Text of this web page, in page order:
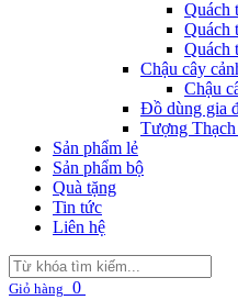
Quách
Quách
Quách
Chậu cây
Chậu
Đồ dùng gia
Tượng Thạch
Sản phẩm lẻ
Sản phẩm bộ
Quà tặng
Tin tức
Liên hệ
Giỏ hàng 0